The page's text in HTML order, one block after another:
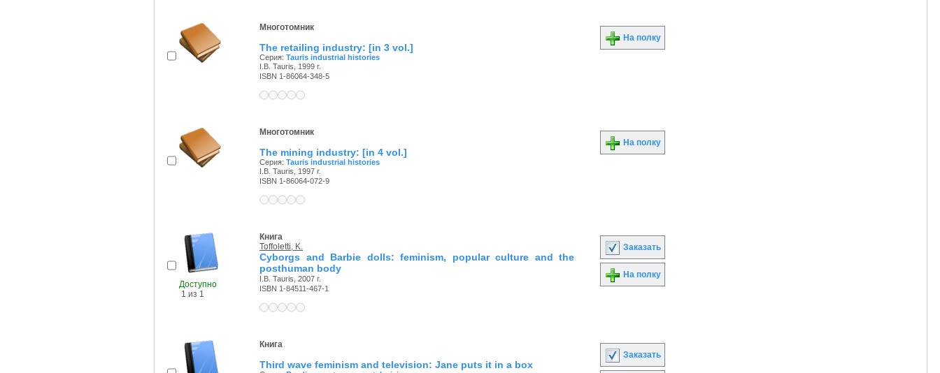
Многотомник
The retailing industry: [in 3 vol.]
Серия: Tauris industrial histories
I.B. Tauris, 1999 г.
ISBN 1-86064-348-5
На полку
Многотомник
The mining industry: [in 4 vol.]
Серия: Tauris industrial histories
I.B. Tauris, 1997 г.
ISBN 1-86064-072-9
На полку
Доступно
1 из 1
Книга
Toffoletti, K.
Cyborgs and Barbie dolls: feminism, popular culture and the
posthuman body
I.B. Tauris, 2007 г.
ISBN 1-84511-467-1
Заказать
На полку
Книга
Third wave feminism and television: Jane puts it in a box
Заказать